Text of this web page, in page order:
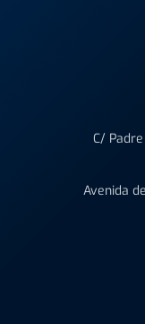
C/
Avenida